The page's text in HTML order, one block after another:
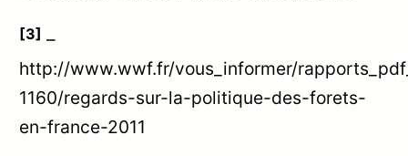
[3] –
http://www.wwf.fr/vous_informer/
1160/regards-sur-la-politique-des-forets-
en-france-2011